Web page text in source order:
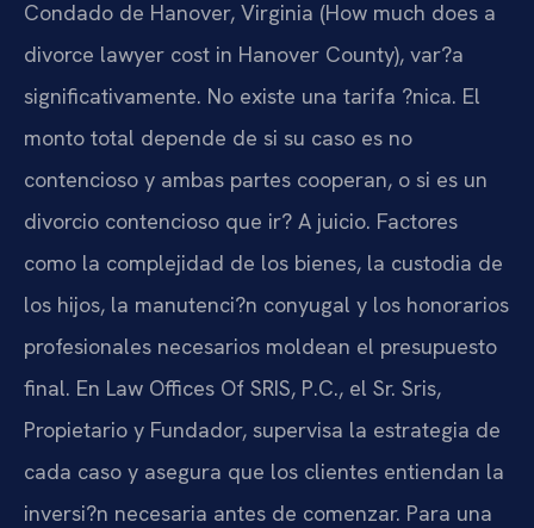
Condado de Hanover, Virginia (How much does a
divorce lawyer cost in Hanover County), var?a
significativamente. No existe una tarifa ?nica. El
monto total depende de si su caso es no
contencioso y ambas partes cooperan, o si es un
divorcio contencioso que ir? A juicio. Factores
como la complejidad de los bienes, la custodia de
los hijos, la manutenci?n conyugal y los honorarios
profesionales necesarios moldean el presupuesto
final. En Law Offices Of SRIS, P.C., el Sr. Sris,
Propietario y Fundador, supervisa la estrategia de
cada caso y asegura que los clientes entiendan la
inversi?n necesaria antes de comenzar. Para una